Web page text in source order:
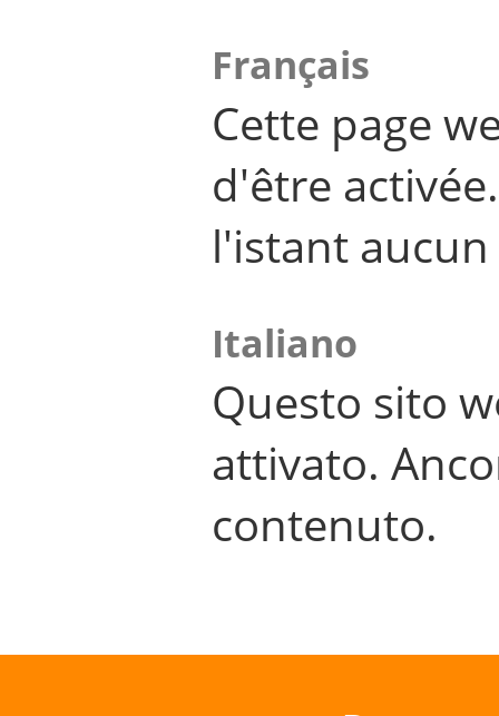
Français
Cette page
d'être
l'istant
Italiano
Questo sito
attivato.
contenuto.